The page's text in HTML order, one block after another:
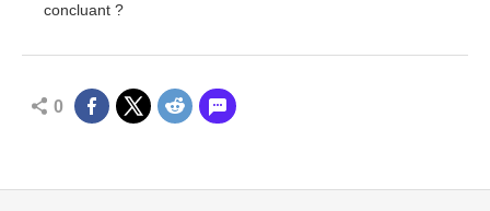
concluant ?
0